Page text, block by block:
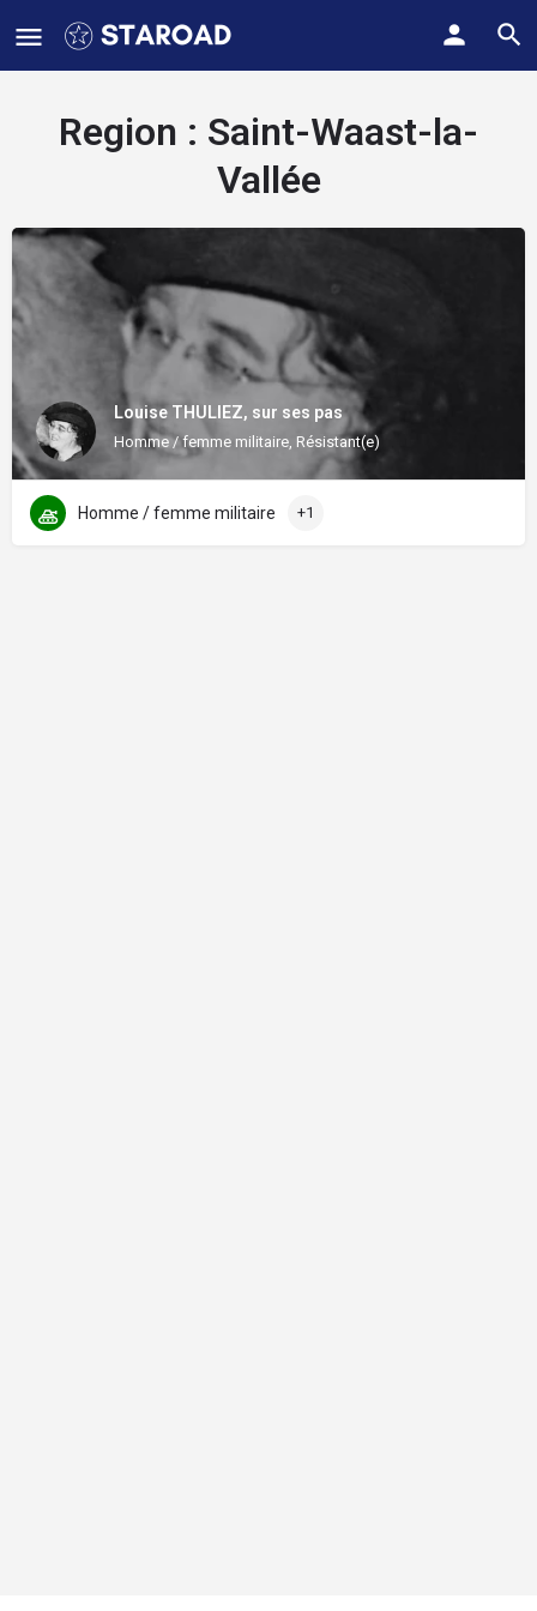
Region : Saint-Waast-la-
Vallée
Louise THULIEZ, sur ses pas
Homme / femme militaire, Résistant(e)
Homme / femme militaire +1